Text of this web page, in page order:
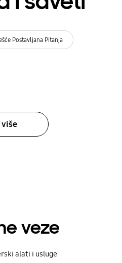
Postavljana Pitanja
veze
alati i usluge